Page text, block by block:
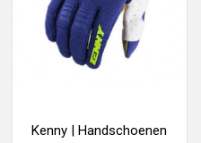
Kenny | Handschoenen